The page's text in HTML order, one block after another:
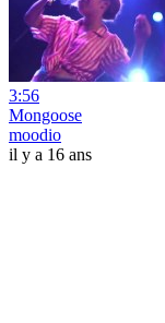
3:56
Mongoose
moodio
il y a 16 ans